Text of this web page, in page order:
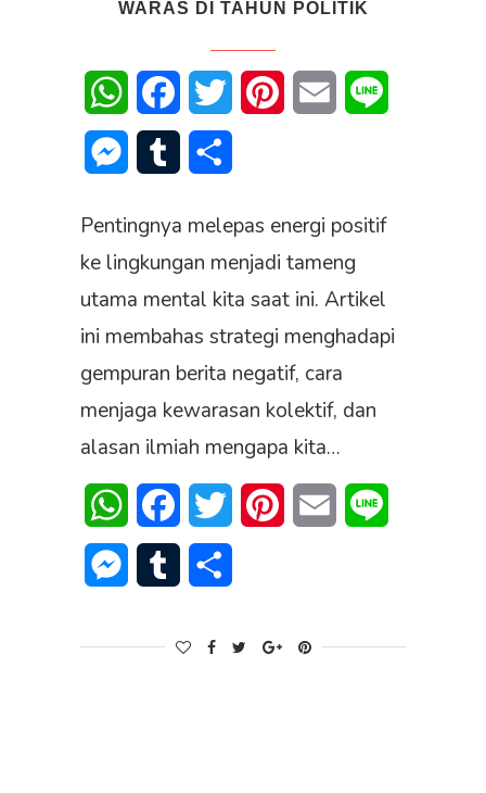
WARAS DI TAHUN POLITIK
WhatsAppFacebookTwitter PinterestEmail
Messenger
Tumblr
Pentingnya melepas energi positif
ke lingkungan menjadi tameng
utama mental kita saat ini. Artikel
ini membahas strategi menghadapi
gempuran berita negatif, cara
menjaga kewarasan kolektif, dan
alasan ilmiah mengapa kita…
WhatsAppFacebookTwitter PinterestEmail
Messenger
Tumblr